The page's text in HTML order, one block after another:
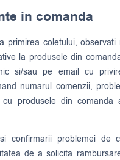
in comanda
primirea coletului, observati
la produsele din
si/sau pe email cu
numarul comenzii,
produsele din comanda
confirmarii problemei de
de a solicita